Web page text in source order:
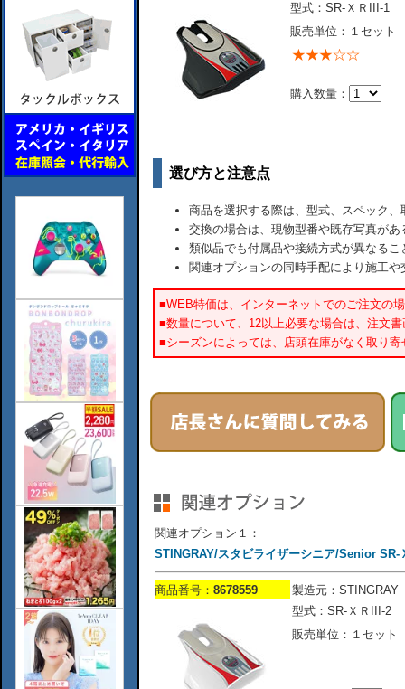
型式：SR-ＸＲIII-1
販売単位：１セット
購入数量：
選び方と注意点
商品を選択する際は、型式、スペック
交換の場合は、現物型番や既存写真が
類似品でも付属品や接続方式が異なるこ
関連オプションの同時手配により施工
■WEB特価は、インターネットでのご注文の
■数量について、12以上必要な場合は、注文
■シーズンによっては、店頭在庫がなく取り
関連オプション１：
STINGRAY/スタビライザーシニア/Senior SR-
商品番号： 8678559
製造元：STINGRAY
型式：SR-ＸＲIII-2
販売単位：１セット